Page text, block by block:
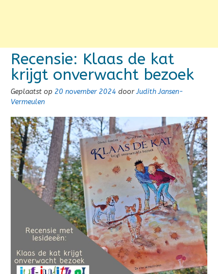
Recensie: Klaas de kat
krijgt onverwacht bezoek
Geplaatst op 20 november 2024 doorJudith Jansen-
Vermeulen